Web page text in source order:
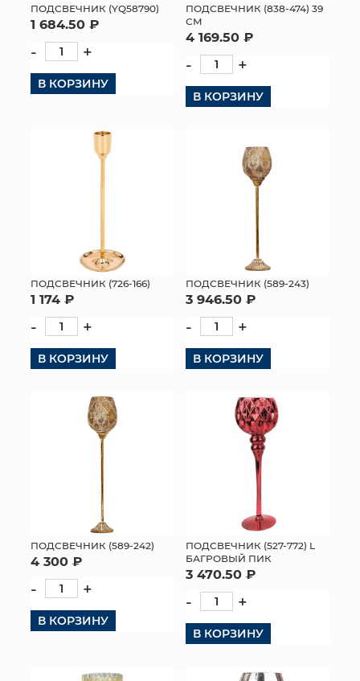
ПОДСВЕЧНИК (YQ58790)
1 684.50 ₽
- +
В КОРЗИНУ
ПОДСВЕЧНИК (838-474) 39
СМ
4 169.50 ₽
- +
В КОРЗИНУ
ПОДСВЕЧНИК (726-166)
1 174 ₽
- +
В КОРЗИНУ
ПОДСВЕЧНИК (589-243)
3 946.50 ₽
- +
В КОРЗИНУ
ПОДСВЕЧНИК (589-242)
4 300 ₽
- +
В КОРЗИНУ
ПОДСВЕЧНИК (527-772) L
БАГРОВЫЙ ПИК
3 470.50 ₽
- +
В КОРЗИНУ